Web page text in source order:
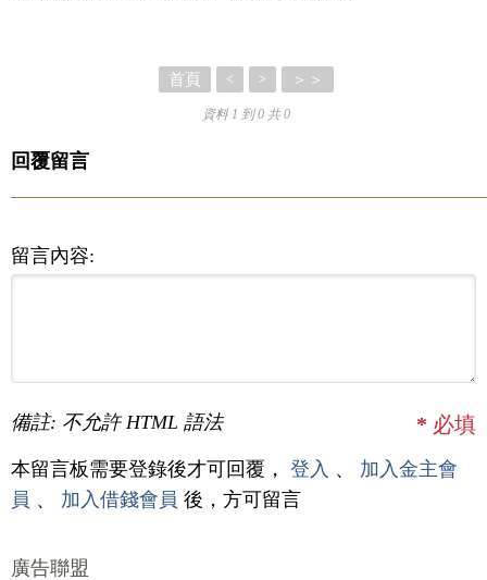
首頁 < > ＞＞
資料 1 到 0 共 0
回覆留言
留言內容:
備註: 不允許 HTML 語法 * 必填
本留言板需要登錄後才可回覆， 登入 、 加入金主會
員 、 加入借錢會員 後，方可留言
廣告聯盟